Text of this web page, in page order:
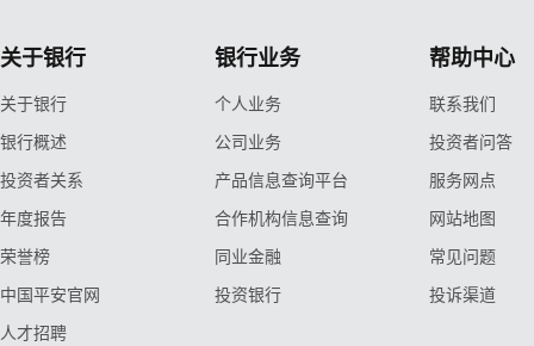
关于银行
关于银行
银行概述
投资者关系
年度报告
荣誉榜
中国平安官网
人才招聘
银行业务
个人业务
公司业务
产品信息查询平台
合作机构信息查询
同业金融
投资银行
帮助中心
联系我们
投资者问答
服务网点
网站地图
常见问题
投诉渠道